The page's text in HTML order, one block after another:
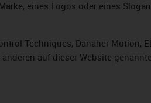
eines Logos oder eines
Techniques, Danaher Motion,
anderen auf dieser Website